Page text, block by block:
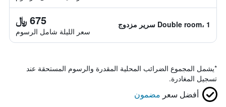
Double room، 1 سرير مزدوج 675 ﷼
سعر الليلة شامل الرسوم
*يشمل المجموع الضرائب المحلية المقدرة والرسوم المستحقة عند
تسجيل المغادرة.
أفضل سعر مضمون